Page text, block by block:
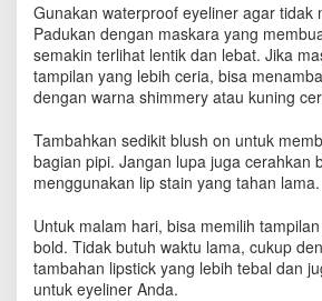
a
r
a
n
Gunakan waterproof eyeliner agar tidak
Padukan dengan maskara yang
semakin terlihat lentik dan lebat. Jika
tampilan yang lebih ceria, bisa
dengan warna shimmery atau kuning
Tambahkan sedikit blush on untuk
bagian pipi. Jangan lupa juga cerahkan
menggunakan lip stain yang tahan lama.
Untuk malam hari, bisa memilih
bold. Tidak butuh waktu lama, cukup
tambahan lipstick yang lebih tebal dan
untuk eyeliner Anda.